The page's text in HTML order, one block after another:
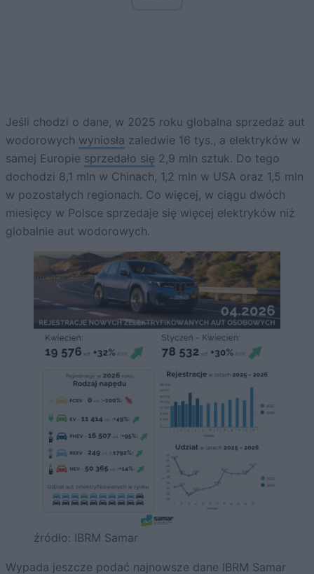
Jeśli chodzi o dane, w 2025 roku globalna sprzedaż aut
wodorowych wyniosła zaledwie 16 tys., a elektryków w
samej Europie sprzedało się 2,9 mln sztuk. Do tego
dochodzi 8,1 mln w Chinach, 1,2 mln w USA oraz 1,5 mln
w pozostałych regionach. Co więcej, w ciągu dwóch
miesięcy w Polsce sprzedaje się więcej elektryków niż
globalnie aut wodorowych.
źródło: IBRM Samar
Wypada jeszcze podać najnowsze dane IBRM Samar